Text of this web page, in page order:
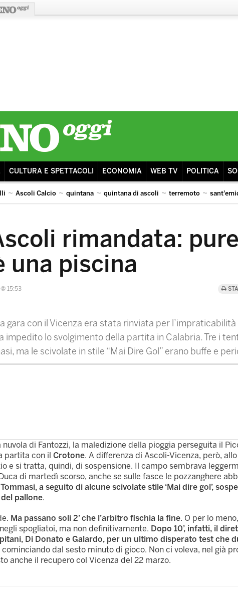
CULTURA E SPETTACOLI ECONOMIA WEB TV POLITICA
Ascoli Calcio quintana quintana di ascoli terremoto
rimandata:
una piscina
15:53
gara con il Vicenza era stata rinviata per l’impraticabilità
impedito lo svolgimento della partita in Calabria. Tre i
ma le scivolate in stile “Mai Dire Gol” erano buffe e
nuvola di Fantozzi, la maledizione della pioggia perseguita il
partita con il Crotone. A differenza di Ascoli-Vicenza, però, allo
e si tratta, quindi, di sospensione. Il campo sembrava
di martedì scorso, anche se sulle fasce le pozzanghere
a seguito di alcune scivolate stile ‘Mai dire gol’,
pallone.
Ma passano soli 2’ che l’arbitro fischia la fine. O per lo
spogliatoi, ma non definitivamente. Dopo 10’, infatti, il
Di Donato e Galardo, per un ultimo disperato test che
dal sesto minuto di gioco. Non ci voleva, nel già
anche il recupero col Vicenza del 22 marzo.